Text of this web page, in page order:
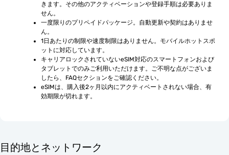
きます。その他のアクティベーションや登録手順は必要ありま
せん。
一度限りのプリペイドパッケージ。自動更新や契約はありませ
ん。
1日あたりの制限や速度制限はありません。モバイルホットスポ
ットに対応しています。
キャリアロックされていないeSIM対応のスマートフォンおよび
タブレットでのみご利用いただけます。ご不明な点がございま
したら、FAQセクションをご確認ください。
eSIMは、購入後2ヶ月以内にアクティベートされない場合、有
効期限が切れます。
目的地とネットワーク